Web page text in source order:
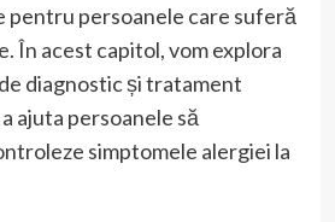
pentru persoanele care suferă
În acest capitol, vom explora
diagnostic și tratament
ajuta persoanele să
simptomele alergiei la